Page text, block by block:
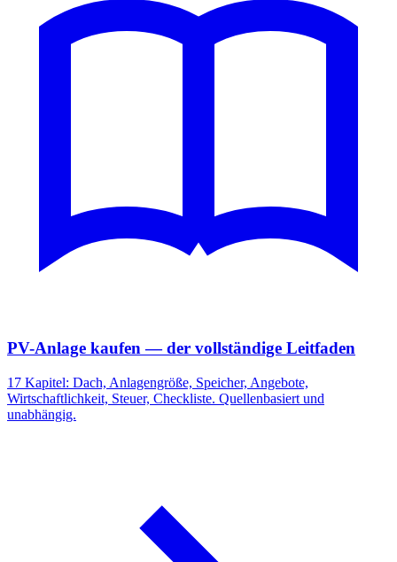
PV-Anlage kaufen — der vollständige Leitfaden
17 Kapitel: Dach, Anlagengröße, Speicher, Angebote,
Wirtschaftlichkeit, Steuer, Checkliste. Quellenbasiert und
unabhängig.